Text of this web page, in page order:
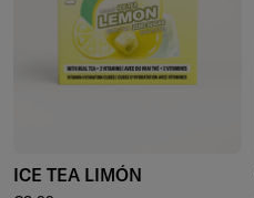
ICE TEA LIMÓN